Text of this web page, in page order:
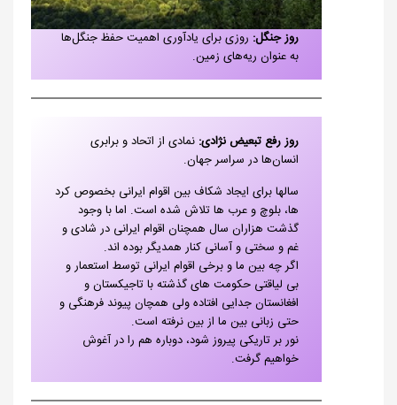
روز جنگل: روزی برای یادآوری اهمیت حفظ جنگل‌ها
به عنوان ریه‌های زمین.
روز رفع تبعیض نژادی: نمادی از اتحاد و برابری
انسان‌ها در سراسر جهان.
سالها برای ایجاد شکاف بین اقوام ایرانی بخصوص کرد
ها، بلوچ و عرب ها تلاش شده است. اما با وجود
گذشت هزاران سال همچنان اقوام ایرانی در شادی و
غم و سختی و آسانی کنار همدیگر بوده اند.
اگر چه بین ما و برخی اقوام ایرانی توسط استعمار و
بی لیاقتی حکومت های گذشته با تاجیکستان و
افغانستان جدایی افتاده ولی همچان پیوند فرهنگی و
حتی زبانی بین ما از بین نرفته است.
نور بر تاریکی پیروز شود، دوباره هم را در آغوش
خواهیم گرفت.